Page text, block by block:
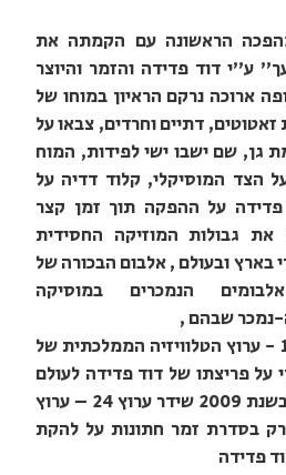
החלה המהפכה הראשונה עם הקמתה את
ע"י דוד פדידה והזמר והיוצר
ארוכה נרקם הראיון במוחו של
דתיים וחרדים, צבאו על
גן, שם ישבו ישי לפידות, המוח
הצד המוסיקלי, קלוד דדיה על
פדידה על ההפקה תוך זמן קצר
גבולות המוזיקה החסידית
בארץ ובעולם , אלבום הבכורה של
הנמכרים במוסיקה
נמכר שבהם ,
בשנת 2007 שידר ערוץ 1 - ערוץ הטלוויזיה הממלכתית של
על פריצתו של דוד פדידה לעולם
ה"שואו ביזנס" העולמ בשנת 2009 שידר ערוץ 24 – ערוץ
בסדרת זמר חתונות על להקת
פדידה